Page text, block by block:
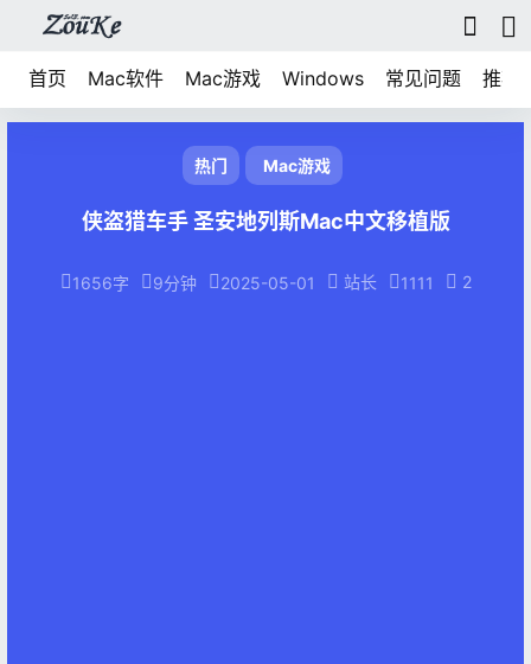
首页 Mac软件 Mac游戏 Windows 常见问题 推荐
热门 Mac游戏
侠盗猎车手 圣安地列斯Mac中文移植版
1656字 9分钟 2025-05-01 站长 1111 2